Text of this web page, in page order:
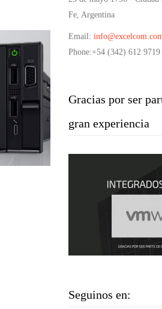
Fe, Argentina
Email:
Phone:+54 (342) 612 9719
Gracias por ser
gran experiencia
Seguinos en: